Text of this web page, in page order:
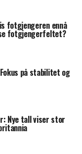
fotgjengeren ennå
fotgjengerfeltet?
på stabilitet og
Nye tall viser stor